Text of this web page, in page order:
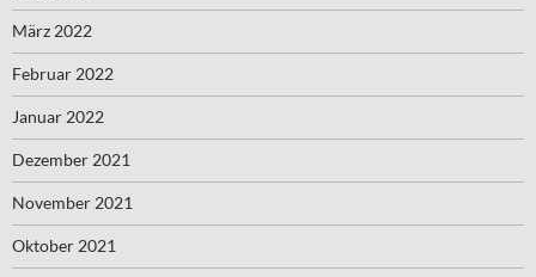
März 2022
Februar 2022
Januar 2022
Dezember 2021
November 2021
Oktober 2021